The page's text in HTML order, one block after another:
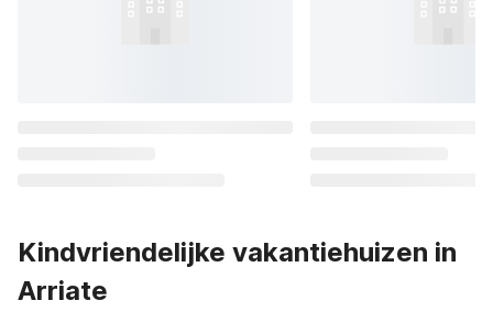
Kindvriendelijke vakantiehuizen in
Arriate